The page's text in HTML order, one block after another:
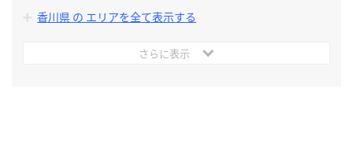
香川県 の エリアを全て表示する
さらに表示